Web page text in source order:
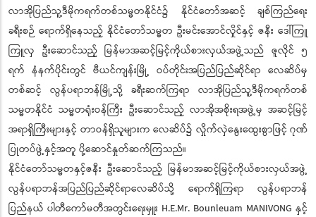
လာအိုပြည်သူ့ဒီမိုကရက်တစ်သမ္မတနိုင်ငံ၌ နိုင်ငံတော်အဆင့် ချစ်ကြည်ရေး
ခရီးစဉ် ရောက်ရှိနေသည့် နိုင်ငံတော်သမ္မတ ဦးမင်းအောင်လှိုင်နှင့် ဇနီး ဒေါ်ကြူ
ကြူလှ ဦးဆောင်သည့် မြန်မာအဆင့်မြင့်ကိုယ်စားလှယ်အဖွဲ့သည် ဇူလိုင် ၅
ရက် နံနက်ပိုင်းတွင် ဗီယင်ကျန်းမြို့ ဝပ်တိုင်းအပြည်ပြည်ဆိုင်ရာ လေဆိပ်မှ
တစ်ဆင့် လွန်ပရာဘန်မြို့သို့ ခရီးဆက်ကြရာ လာအိုပြည်သူ့ဒီမိုကရက်တစ်
သမ္မတနိုင်ငံ သမ္မတရုံးဝန်ကြီး ဦးဆောင်သည့် လာအိုအစိုးရအဖွဲ့မှ အဆင့်မြင့်
အရာရှိကြီးများနှင့် တာဝန်ရှိသူများက လေဆိပ်၌ လှိုက်လှဲနွေးထွေးစွာဖြင့် ဂုဏ်
ပြုတပ်ဖွဲ့နှင့်အတူ ပို့ဆောင်နှုတ်ဆက်ကြသည်။
နိုင်ငံတော်သမ္မတနှင့်ဇနီး ဦးဆောင်သည့် မြန်မာအဆင့်မြင့်ကိုယ်စားလှယ်အဖွဲ့
လွန်ပရာဘန်အပြည်ပြည်ဆိုင်ရာလေဆိပ်သို့ ရောက်ရှိကြရာ လွန်ပရာဘန်
ပြည်နယ် ပါတီကော်မတီအတွင်းရေးမှူး H.E.Mr. Bounleuam MANIVONG နှင့်